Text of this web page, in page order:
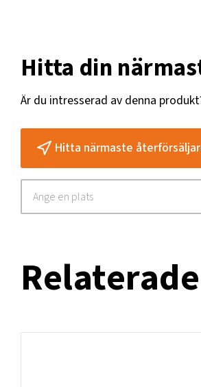
Hitta din
Är du intresserad av denna
Hitta närmaste